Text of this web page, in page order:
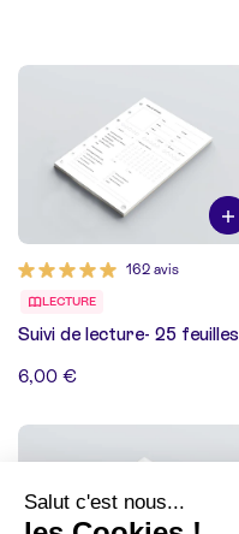
162 avis
LECTURE
Suivi de lecture- 25 feuilles
6,00 €